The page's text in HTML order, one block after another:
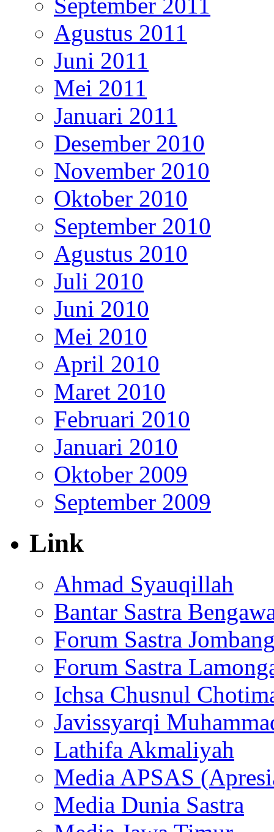
Agustus 2011
Juni 2011
Mei 2011
Januari 2011
Desember 2010
November 2010
Oktober 2010
September 2010
Agustus 2010
Juli 2010
Juni 2010
Mei 2010
April 2010
Maret 2010
Februari 2010
Januari 2010
Oktober 2009
September 2009
Link
Ahmad Syauqillah
Bantar Sastra
Forum Sastra
Forum Sastra
Ichsa Chusnul
Javissyarqi
Lathifa Akmaliyah
Media APSAS
Media Dunia Sastra